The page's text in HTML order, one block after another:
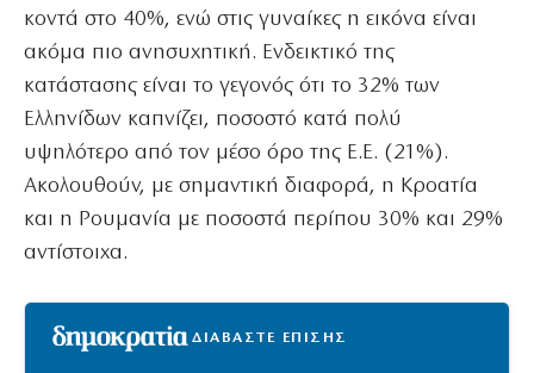
κοντά στο 40%, ενώ στις γυναίκες η εικόνα είναι
ακόμα πιο ανησυχητική. Ενδεικτικό της
κατάστασης είναι το γεγονός ότι το 32% των
Ελληνίδων καπνίζει, ποσοστό κατά πολύ
υψηλότερο από τον μέσο όρο της Ε.Ε. (21%).
Ακολουθούν, με σημαντική διαφορά, η Κροατία
και η Ρουμανία με ποσοστά περίπου 30% και 29%
αντίστοιχα.
ΔΙΑΒΑΣΤΕ ΕΠΙΣΗΣ